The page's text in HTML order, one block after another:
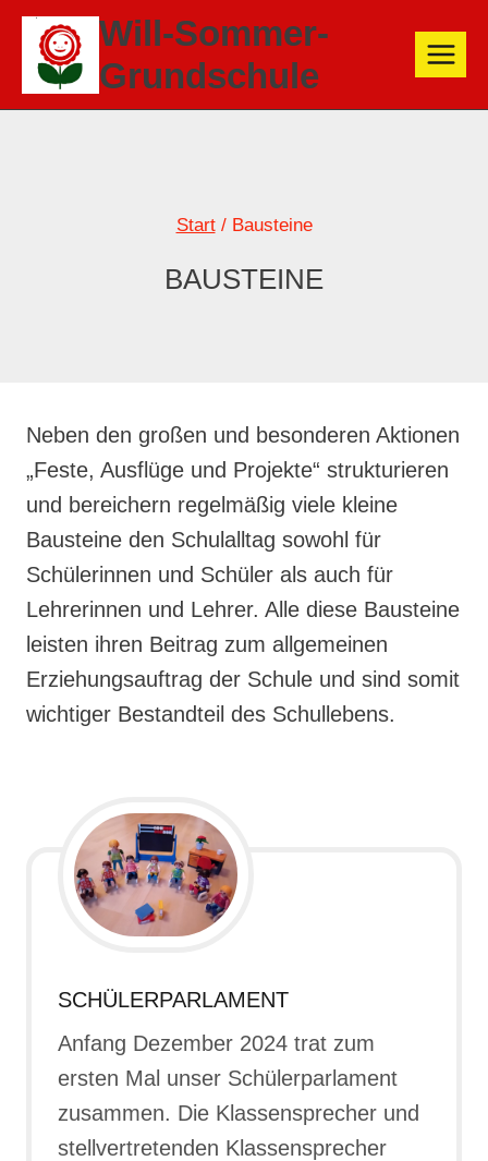
Zum
Inhalt
springen
Will-Sommer-
Grundschule
Start / Bausteine
BAUSTEINE
Neben den großen und besonderen Aktionen
„Feste, Ausflüge und Projekte“ strukturieren
und bereichern regelmäßig viele kleine
Bausteine den Schulalltag sowohl für
Schülerinnen und Schüler als auch für
Lehrerinnen und Lehrer. Alle diese Bausteine
leisten ihren Beitrag zum allgemeinen
Erziehungsauftrag der Schule und sind somit
wichtiger Bestandteil des Schullebens.
SCHÜLERPARLAMENT
Anfang Dezember 2024 trat zum
ersten Mal unser Schülerparlament
zusammen. Die Klassensprecher und
stellvertretenden Klassensprecher